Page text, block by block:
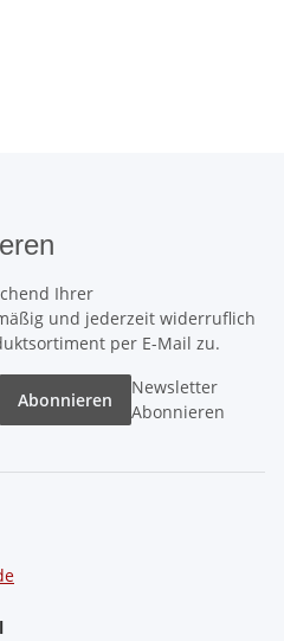
Ihrer
und jederzeit widerruflich
per E-Mail zu.
Abonnieren
Newsletter
Abonnieren